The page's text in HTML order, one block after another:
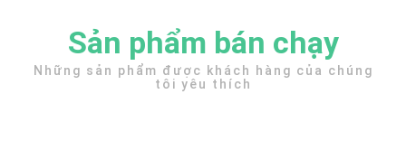
Sản phẩm bán chạy
Những sản phẩm được khách hàng của chúng
tôi yêu thích